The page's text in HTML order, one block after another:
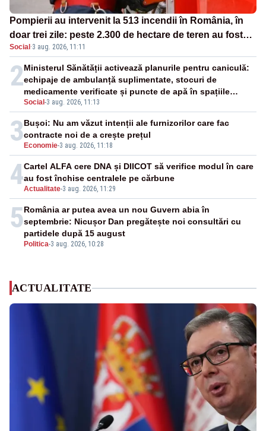
Pompierii au intervenit la 513 incendii în România, în
doar trei zile: peste 2.300 de hectare de teren au fost
afectate
Social ·3 aug. 2026, 11:11
2
Social -3 aug. 2026, 11:13
Ministerul Sănătății activează planurile pentru caniculă:
echipaje de ambulanță suplimentate, stocuri de
medicamente verificate și puncte de apă în spațiile
publice
3 Economie-3 aug. 2026, 11:18
Bușoi: Nu am văzut intenții ale furnizorilor care fac
contracte noi de a crește prețul
4Actualitate-3 aug. 2026, 11:29
Cartel ALFA cere DNA și DIICOT să verifice modul în care
au fost închise centralele pe cărbune
5
Politica-3 aug. 2026, 10:28
România ar putea avea un nou Guvern abia în
septembrie: Nicușor Dan pregătește noi consultări cu
partidele după 15 august
ACTUALITATE